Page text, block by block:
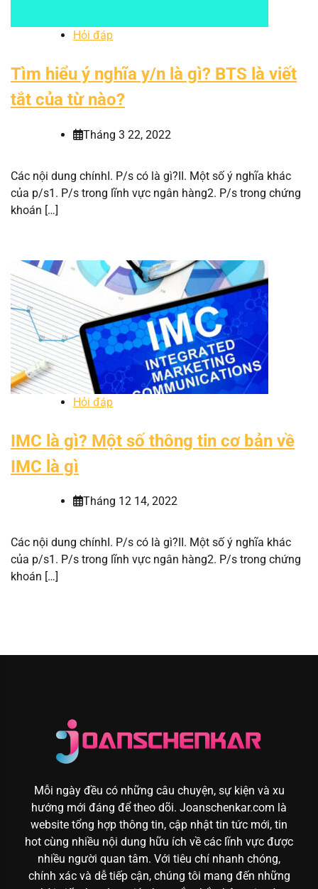
Hỏi đáp
Tìm hiểu ý nghĩa y/n là gì? BTS là viết
tắt của từ nào?
Tháng 3 22, 2022
Các nội dung chínhI. P/s có là gì?II. Một số ý nghĩa khác
của p/s1. P/s trong lĩnh vực ngân hàng2. P/s trong chứng
khoán […]
Hỏi đáp
IMC là gì? Một số thông tin cơ bản về
IMC là gì
Tháng 12 14, 2022
Các nội dung chínhI. P/s có là gì?II. Một số ý nghĩa khác
của p/s1. P/s trong lĩnh vực ngân hàng2. P/s trong chứng
khoán […]
Mỗi ngày đều có những câu chuyện, sự kiện và xu
hướng mới đáng để theo dõi. Joanschenkar.com là
website tổng hợp thông tin, cập nhật tin tức mới, tin
hot cùng nhiều nội dung hữu ích về các lĩnh vực được
nhiều người quan tâm. Với tiêu chí nhanh chóng,
chính xác và dễ tiếp cận, chúng tôi mang đến những